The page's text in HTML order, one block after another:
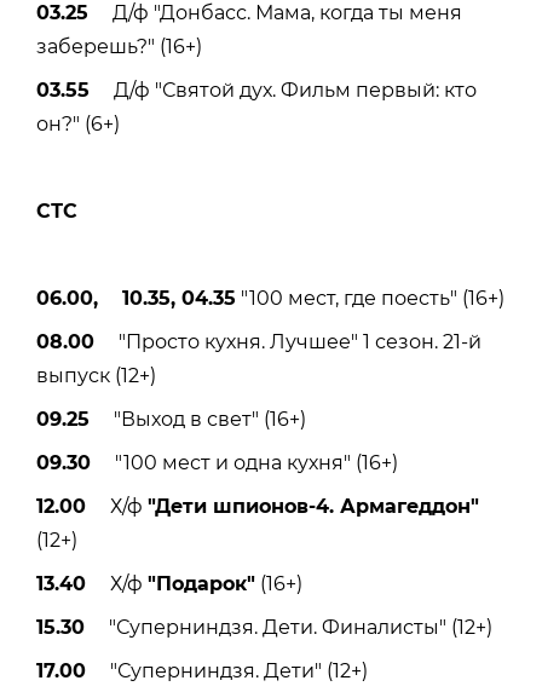
03.25 Д/ф "Донбасс. Мама, когда ты меня
заберешь?" (16+)
03.55 Д/ф "Святой дух. Фильм первый: кто
он?" (6+)
СТС
06.00, 10.35, 04.35 "100 мест, где поесть" (16+)
08.00 "Просто кухня. Лучшее" 1 сезон. 21-й
выпуск (12+)
09.25 "Выход в свет" (16+)
09.30 "100 мест и одна кухня" (16+)
12.00 Х/ф "Дети шпионов-4. Армагеддон"
(12+)
13.40 Х/ф "Подарок" (16+)
15.30 "Суперниндзя. Дети. Финалисты" (12+)
17.00 "Суперниндзя. Дети" (12+)